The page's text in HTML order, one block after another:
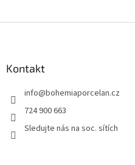
Kontakt
info@bohemiaporcelan.cz
724 900 663
Sledujte nás na soc. sítích